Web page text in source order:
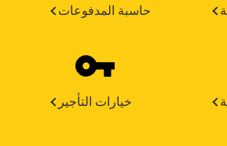
حاسبة المدفوعات
خيارات التأجير